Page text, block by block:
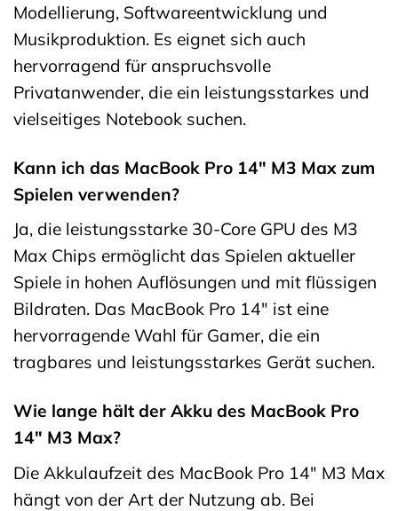
Modellierung, Softwareentwicklung und
Musikproduktion. Es eignet sich auch
hervorragend für anspruchsvolle
Privatanwender, die ein leistungsstarkes und
vielseitiges Notebook suchen.
Kann ich das MacBook Pro 14″ M3 Max zum
Spielen verwenden?
Ja, die leistungsstarke 30-Core GPU des M3
Max Chips ermöglicht das Spielen aktueller
Spiele in hohen Auflösungen und mit flüssigen
Bildraten. Das MacBook Pro 14″ ist eine
hervorragende Wahl für Gamer, die ein
tragbares und leistungsstarkes Gerät suchen.
Wie lange hält der Akku des MacBook Pro
14″ M3 Max?
Die Akkulaufzeit des MacBook Pro 14″ M3 Max
hängt von der Art der Nutzung ab. Bei